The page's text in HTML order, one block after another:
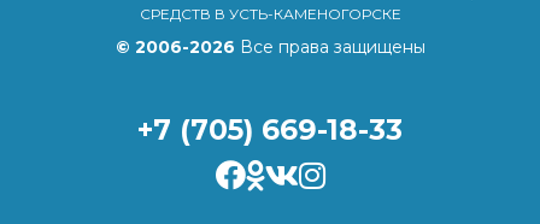
СРЕДСТВ В УСТЬ-КАМЕНОГОРСКЕ
© 2006-2026 Все права защищены
+7 (705) 669-18-33